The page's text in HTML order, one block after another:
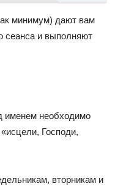
минимум) дают вам
сеанса и выполняют
именем необходимо
Господи,
вторникам и